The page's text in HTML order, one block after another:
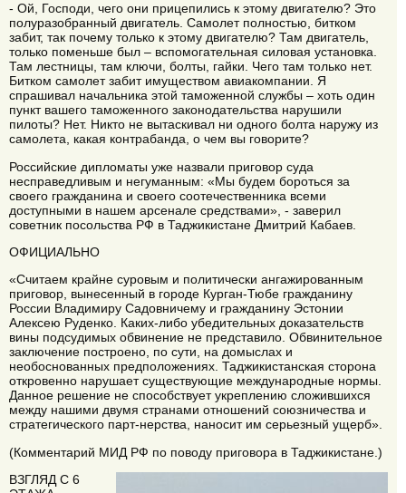
- Ой, Господи, чего они прицепились к этому двигателю? Это
полуразобранный двигатель. Самолет полностью, битком
забит, так почему только к этому двигателю? Там двигатель,
только поменьше был – вспомогательная силовая установка.
Там лестницы, там ключи, болты, гайки. Чего там только нет.
Битком самолет забит имуществом авиакомпании. Я
спрашивал начальника этой таможенной службы – хоть один
пункт вашего таможенного законодательства нарушили
пилоты? Нет. Никто не вытаскивал ни одного болта наружу из
самолета, какая контрабанда, о чем вы говорите?
Российские дипломаты уже назвали приговор суда
несправедливым и негуманным: «Мы будем бороться за
своего гражданина и своего соотечественника всеми
доступными в нашем арсенале средствами», - заверил
советник посольства РФ в Таджикистане Дмитрий Кабаев.
ОФИЦИАЛЬНО
«Считаем крайне суровым и политически ангажированным
приговор, вынесенный в городе Курган-Тюбе гражданину
России Владимиру Садовничему и гражданину Эстонии
Алексею Руденко. Каких-либо убедительных доказательств
вины подсудимых обвинение не представило. Обвинительное
заключение построено, по сути, на домыслах и
необоснованных предположениях. Таджикистанская сторона
откровенно нарушает существующие международные нормы.
Данное решение не способствует укреплению сложившихся
между нашими двумя странами отношений союзничества и
стратегического парт-нерства, наносит им серьезный ущерб».
(Комментарий МИД РФ по поводу приговора в Таджикистане.)
ВЗГЛЯД С 6